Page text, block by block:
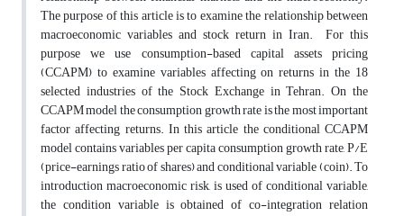
The purpose of this article is to examine the relationship between
macroeconomic variables and stock return in Iran. For this
purpose we use consumption-based capital assets pricing
(CCAPM) to examine variables affecting on returns in the 18
selected industries of the Stock Exchange in Tehran. On the
CCAPM model the consumption growth rate is the most important
factor affecting returns. In this article the conditional CCAPM
model contains variables per capita consumption growth rate, P/E
(price-earnings ratio of shares) and conditional variable (coin). To
introduction macroeconomic risk, is used of conditional variable,
the condition variable is obtained of co-integration relation